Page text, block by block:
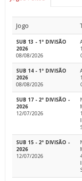
Jogo
SUB 13 - 1ª DIVISÃO
2026
08/08/2026
SUB 14 - 1ª DIVISÃO
2026
08/08/2026
SUB 17 - 2ª DIVISÃO -
2026
12/07/2026
SUB 15 - 2ª DIVISÃO -
2026
12/07/2026